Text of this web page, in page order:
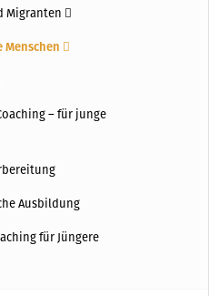
Migranten
– für junge
Ausbildung
für Jüngere